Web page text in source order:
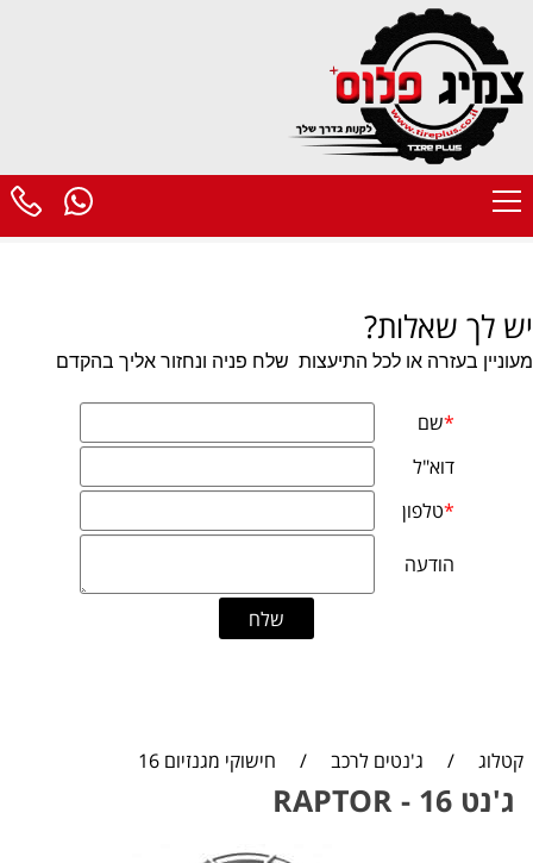
יש לך שאלות?
מעוניין בעזרה או לכל התיעצות שלח פניה ונחזור אליך בהקדם
קטלוג / ג'נטים לרכב / חישוקי מגנזיום 16
ג'נט 16 - RAPTOR